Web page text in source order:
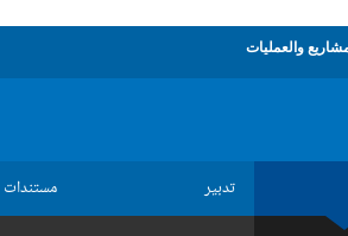
والعمليات
تدبير مستندات